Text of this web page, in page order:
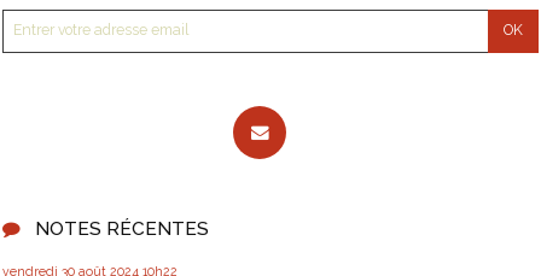
NOTES RÉCENTES
vendredi 30 août 2024 10h22